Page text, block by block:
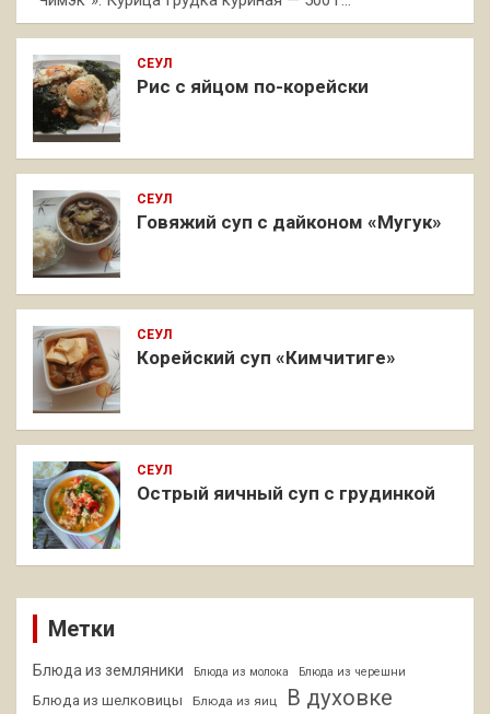
СЕУЛ
Рис с яйцом по-корейски
СЕУЛ
Говяжий суп с дайконом «Мугук»
СЕУЛ
Корейский суп «Кимчитиге»
СЕУЛ
Острый яичный суп с грудинкой
Метки
Блюда из земляники Блюда из молока Блюда из черешни
Блюда из шелковицы Блюда из яиц В духовке